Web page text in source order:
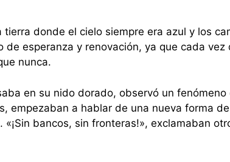
tierra donde el cielo siempre era azul y los
de esperanza y renovación, ya que cada
nunca.
en su nido dorado, observó un
empezaban a hablar de una nueva forma
bancos, sin fronteras!», exclamaban